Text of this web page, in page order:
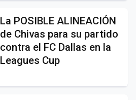
La POSIBLE ALINEACIÓN
de Chivas para su partido
contra el FC Dallas en la
Leagues Cup